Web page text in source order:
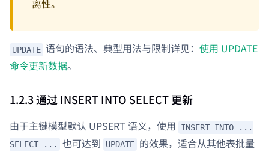
离性。
UPDATE 语句的语法、典型用法与限制详见： 使用 UPDATE
命令更新数据。
1.2.3 通过 INSERT INTO SELECT 更新
由于主键模型默认 UPSERT 语义，使用
INSERT INTO ...
SELECT ...
也可达到 UPDATE 的效果，适合从其他表批量